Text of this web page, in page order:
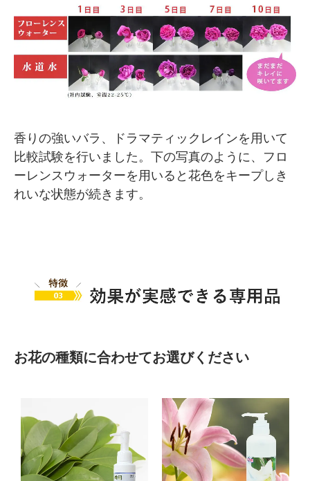
香りの強いバラ、ドラマティックレインを用いて
比較試験を行いました。下の写真のように、フロ
ーレンスウォーターを用いると花色をキープしき
れいな状態が続きます。
お花の種類に合わせてお選びください